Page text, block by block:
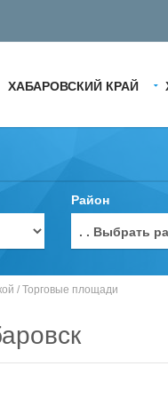
ХАБАРОВСКИЙ КРАЙ
Район
. . Выбрать
/ Торговые площади